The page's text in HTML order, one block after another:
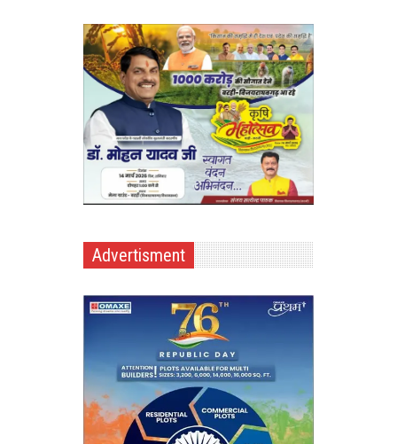
Advertisment